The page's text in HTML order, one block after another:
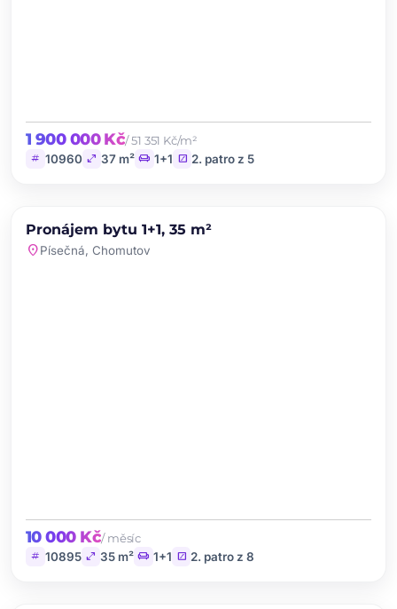
1 900 000 Kč/ 51 351 Kč/m²
tag 10960 open_in_full 37 m² chair 1+1 stairs 2. patro z 5
PRONÁJEM
Pronájem bytu 1+1, 35 m²
location_onPísečná, Chomutov
10 000 Kč/ měsíc
tag 10895 open_in_full 35 m² chair 1+1 stairs 2. patro z 8